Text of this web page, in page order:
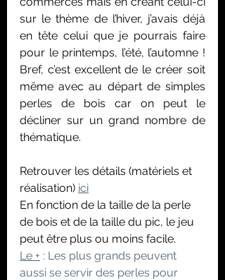
sur le thème de l’hiver, j’avais déjà
en tête celui que je pourrais faire
pour le printemps, l’été, l’automne !
Bref, c’est excellent de le créer soit
même avec au départ de simples
perles de bois car on peut le
décliner sur un grand nombre de
thématique.
Retrouver les détails (matériels et
réalisation) ici
En fonction de la taille de la perle
de bois et de la taille du pic, le jeu
peut être plus ou moins facile.
Le + : Les plus grands peuvent
aussi se servir des perles pour